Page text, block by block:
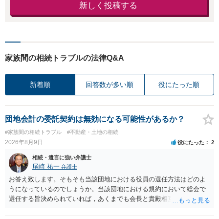
新しく投稿する
家族間の相続トラブルの法律Q&A
新着順 回答数が多い順 役にたった順
団地会計の委託契約は無効になる可能性があるか？
#家族間の相続トラブル #不動産・土地の相続
2026年8月9日 役にたった 2
相続・遺言に強い弁護士
尾崎 祐一 弁護士
お答え致します。そもそも当該団地における役員の選任方法はどのよ
うになっているのでしょうか。当該団地における規約において総会で
選任する旨決められていれば，あくまでも会長と貴殿相互間における